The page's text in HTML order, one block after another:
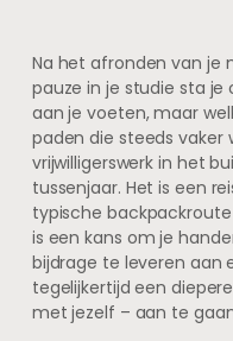
Na het afronden van je
pauze in je studie sta je
aan je voeten, maar
paden die steeds vaker
vrijwilligerswerk in het
tussenjaar. Het is een
typische
is een kans om je
bijdrage te leveren aan
tegelijkertijd een
met jezelf – aan te